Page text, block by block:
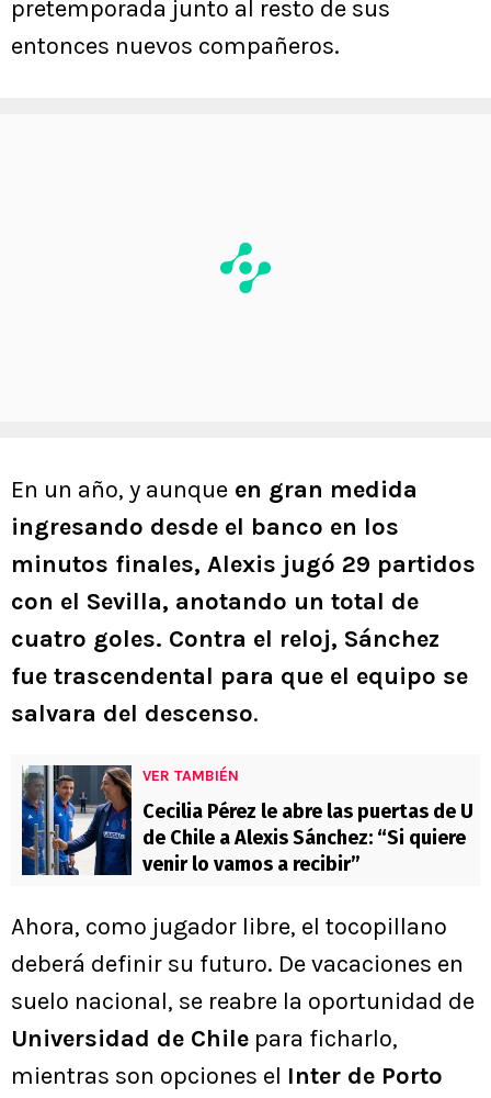
pretemporada junto al resto de sus
entonces nuevos compañeros.
En un año, y aunque en gran medida
ingresando desde el banco en los
minutos finales, Alexis jugó 29 partidos
con el Sevilla, anotando un total de
cuatro goles. Contra el reloj, Sánchez
fue trascendental para que el equipo se
salvara del descenso.
VER TAMBIÉN
Cecilia Pérez le abre las puertas de U
de Chile a Alexis Sánchez: “Si quiere
venir lo vamos a recibir”
Ahora, como jugador libre, el tocopillano
deberá definir su futuro. De vacaciones en
suelo nacional, se reabre la oportunidad de
Universidad de Chile para ficharlo,
mientras son opciones el Inter de Porto